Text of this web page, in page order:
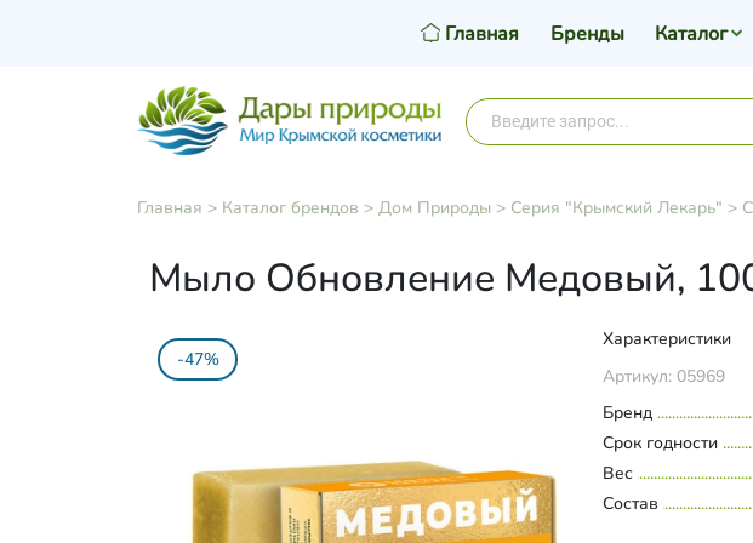
Главная Бренды Каталог
Главная > Каталог брендов > Дом Природы> Серия "Крымский Лекарь" >
Мыло Обновление Медовый,
-47%
Характеристики
Артикул: 05969
Бренд
Срок годности
Вес
Состав